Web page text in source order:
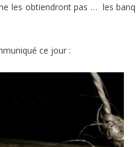
les obtiendront pas … les
ce jour :